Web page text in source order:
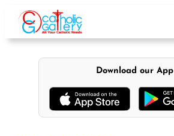
content
Download our App